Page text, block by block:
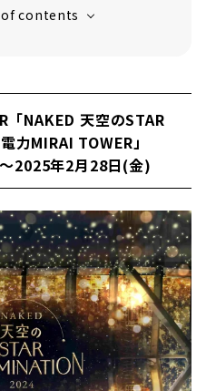
年11月13日(水)～12月
WINTER」
年2月28日(金)
リスマスイルミネーショ
日(水)～12月25日(水) ※
ウインターイルミネー
日(水) ～ 2025年01月17
ルミ！」 2024年11月末～
CHRISTMAS（シンクリ
11月13日 (水)～ 2024年
「NAKED 天空のSTAR
力MIRAI TOWER」
2025年2月28日(金)